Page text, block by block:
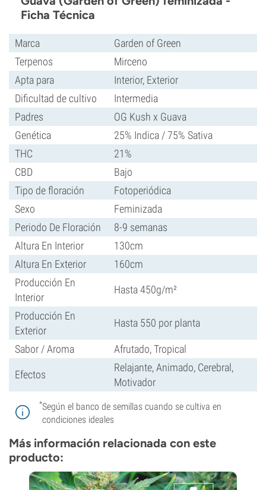
Ficha Técnica
Marca
Garden of Green
Terpenos
Mirceno
Apta para
Interior, Exterior
Dificultad de cultivo
Intermedia
Padres
OG Kush x Guava
Genética
25% Indica / 75% Sativa
THC
21%
CBD
Bajo
Tipo de floración
Fotoperiódica
Sexo
Feminizada
Periodo De Floración
8-9 semanas
Altura En Interior
130cm
Altura En Exterior
160cm
Producción En
Interior
Hasta 450g/m²
Producción En
Exterior
Hasta 550 por planta
Sabor / Aroma Afrutado, Tropical
Efectos
Relajante, Animado, Cerebral,
Motivador
*Según el banco de semillas cuando se cultiva en
condiciones ideales
Más información relacionada con este
producto: